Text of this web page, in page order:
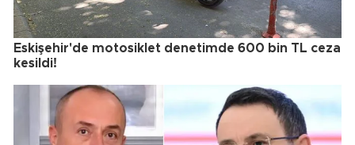
Eskişehir'de motosiklet denetimde 600 bin TL ceza
kesildi!